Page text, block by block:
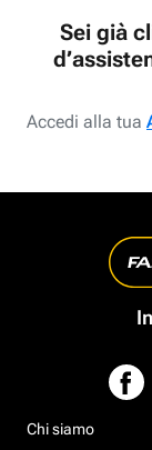
Sei già
Accedi alla tua
Chi siamo